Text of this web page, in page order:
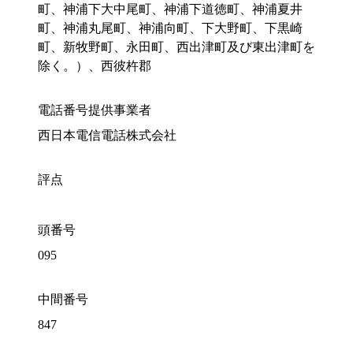
町、神浦下大中尾町、神浦下道徳町、神浦夏井
町、神浦丸尾町、神浦向町、下大野町、下黒崎
町、新牧野町、永田町、西出津町及び東出津町を
除く。）、西彼杵郡
電話番号提供事業者
西日本電信電話株式会社
評点
頭番号
095
中間番号
847